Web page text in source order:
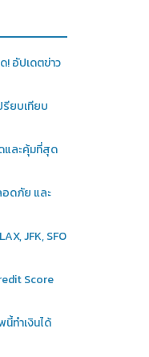
! อัปเดตข่าว
รียบเทียบ
และคุ้มที่สุด
อดภัย และ
JFK, SFO
Score
นี้ทำเงินได้